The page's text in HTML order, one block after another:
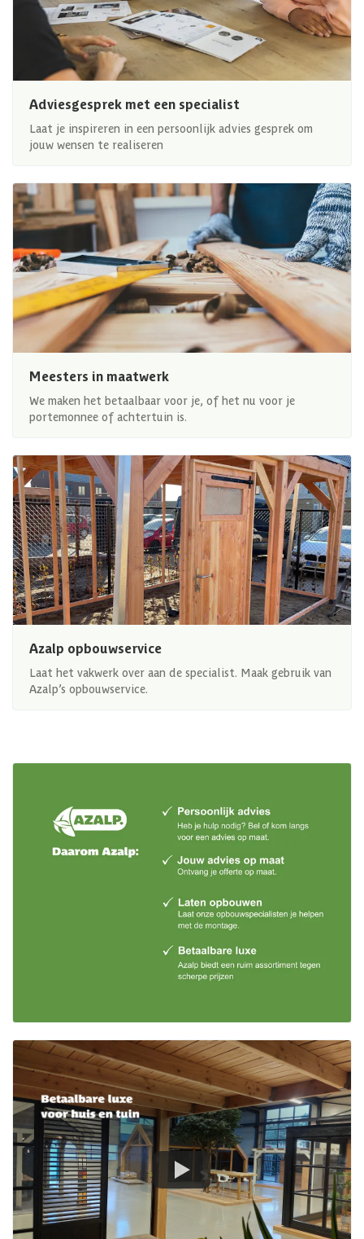
Adviesgesprek met een specialist
Laat je inspireren in een persoonlijk advies gesprek om
jouw wensen te realiseren
Meesters in maatwerk
We maken het betaalbaar voor je, of het nu voor je
portemonnee of achtertuin is.
Azalp opbouwservice
Laat het vakwerk over aan de specialist. Maak gebruik van
Azalp’s opbouwservice.